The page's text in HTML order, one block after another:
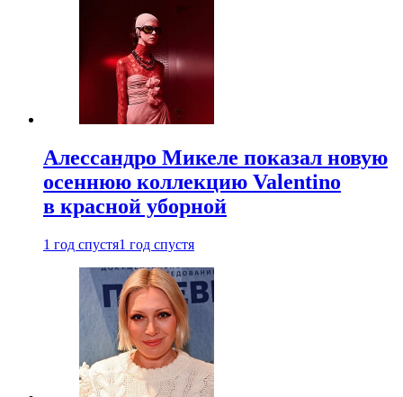
Алессандро Микеле показал новую
осеннюю коллекцию Valentino
в красной уборной
1 год спустя1 год спустя